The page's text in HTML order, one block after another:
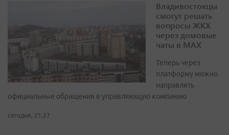
Владивостокцы
смогут решать
вопросы ЖКХ
через домовые
чаты в МАХ
Теперь через
платформу можно
направлять
официальные обращения в управляющую компанию
сегодня, 21:27